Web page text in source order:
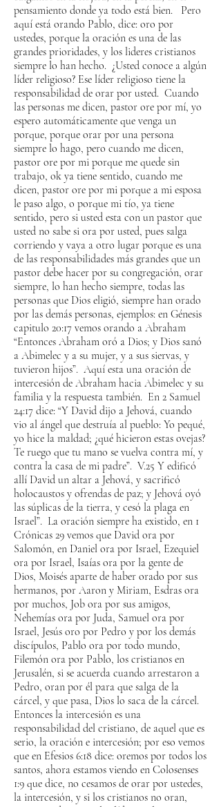
pensamiento donde ya todo está bien. Pero
aquí está orando Pablo, dice: oro por
ustedes, porque la oración es una de las
grandes prioridades, y los lideres cristianos
siempre lo han hecho. ¿Usted conoce a algún
líder religioso? Ese líder religioso tiene la
responsabilidad de orar por usted. Cuando
las personas me dicen, pastor ore por mí, yo
espero automáticamente que venga un
porque, porque orar por una persona
siempre lo hago, pero cuando me dicen,
pastor ore por mi porque me quede sin
trabajo, ok ya tiene sentido, cuando me
dicen, pastor ore por mi porque a mi esposa
le paso algo, o porque mi tío, ya tiene
sentido, pero si usted esta con un pastor que
usted no sabe si ora por usted, pues salga
corriendo y vaya a otro lugar porque es una
de las responsabilidades más grandes que un
pastor debe hacer por su congregación, orar
siempre, lo han hecho siempre, todas las
personas que Dios eligió, siempre han orado
por las demás personas, ejemplos: en Génesis
capitulo 20:17 vemos orando a Abraham
“Entonces Abraham oró a Dios; y Dios sanó
a Abimelec y a su mujer, y a sus siervas, y
tuvieron hijos”. Aquí esta una oración de
intercesión de Abraham hacia Abimelec y su
familia y la respuesta también. En 2 Samuel
24:17 dice: “Y David dijo a Jehová, cuando
vio al ángel que destruía al pueblo: Yo pequé,
yo hice la maldad; ¿qué hicieron estas ovejas?
Te ruego que tu mano se vuelva contra mí, y
contra la casa de mi padre”. V.25 Y edificó
allí David un altar a Jehová, y sacrificó
holocaustos y ofrendas de paz; y Jehová oyó
las súplicas de la tierra, y cesó la plaga en
Israel”. La oración siempre ha existido, en 1
Crónicas 29 vemos que David ora por
Salomón, en Daniel ora por Israel, Ezequiel
ora por Israel, Isaías ora por la gente de
Dios, Moisés aparte de haber orado por sus
hermanos, por Aaron y Miriam, Esdras ora
por muchos, Job ora por sus amigos,
Nehemías ora por Juda, Samuel ora por
Israel, Jesús oro por Pedro y por los demás
discípulos, Pablo ora por todo mundo,
Filemón ora por Pablo, los cristianos en
Jerusalén, si se acuerda cuando arrestaron a
Pedro, oran por él para que salga de la
cárcel, y que pasa, Dios lo saca de la cárcel.
Entonces la intercesión es una
responsabilidad del cristiano, de aquel que es
serio, la oración e intercesión; por eso vemos
que en Efesios 6:18 dice: oremos por todos los
santos, ahora estamos viendo en Colosenses
1:9 que dice, no cesamos de orar por ustedes,
la intercesión, y si los cristianos no oran,